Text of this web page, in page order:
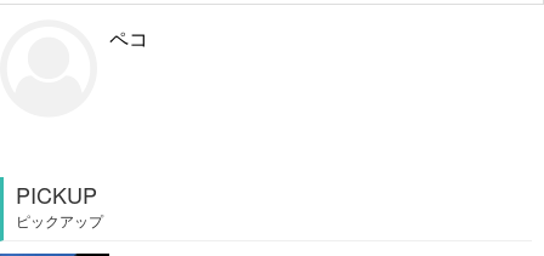
ペコ
PICKUP
ピックアップ